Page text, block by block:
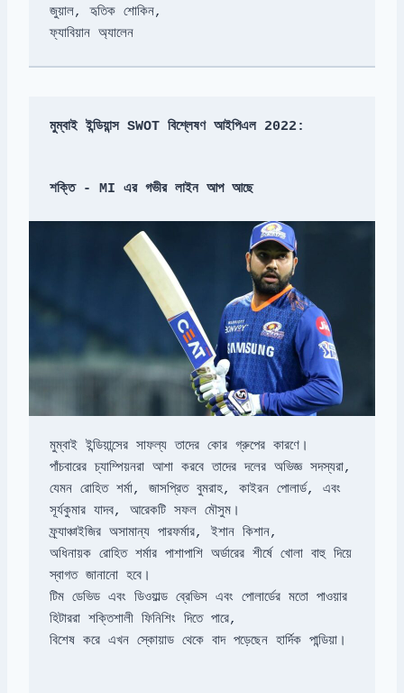
জুয়াল, হৃতিক শোকিন,
ফ্যাবিয়ান অ্যালেন
মুম্বাই ইন্ডিয়ান্স SWOT বিশ্লেষণ আইপিএল 2022:
শক্তি - MI এর গভীর লাইন আপ আছে
পাঁচবারের চ্যাম্পিয়নরা আশা করবে তাদের দলের অভিজ্ঞ সদস্যরা,
যেমন রোহিত শর্মা, জাসপ্রিত বুমরাহ, কাইরন পোলার্ড, এবং
সূর্যকুমার যাদব, আরেকটি সফল মৌসুম।
ফ্র্যাঞ্চাইজির অসামান্য পারফর্মার, ইশান কিশান,
অধিনায়ক রোহিত শর্মার পাশাপাশি অর্ডারের শীর্ষে খোলা বাহু দিয়ে
স্বাগত জানানো হবে।
টিম ডেভিড এবং ডিওয়াল্ড ব্রেভিস এবং পোলার্ডের মতো পাওয়ার
হিটাররা শক্তিশালী ফিনিশিং দিতে পারে,
বিশেষ করে এখন স্কোয়াড থেকে বাদ পড়েছেন হার্দিক পান্ডিয়া।